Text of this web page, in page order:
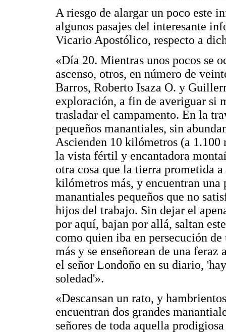
A riesgo de alargar un poco este
algunos pasajes del interesante
Vicario Apostólico, respecto a
«Día 20. Mientras unos pocos se
ascenso, otros, en número de
Barros, Roberto Isaza O. y
exploración, a fin de averiguar si
trasladar el campamento. En la
pequeños manantiales, sin
Ascienden 10 kilómetros (a
la vista fértil y encantadora
otra cosa que la tierra prometida
kilómetros más, y encuentran
manantiales pequeños que no
hijos del trabajo. Sin dejar el
por aquí, bajan por allá, saltan
como quien iba en persecución
más y se enseñorean de una
el señor Londoño en su diario,
soledad'».
«Descansan un rato, y
encuentran dos grandes
señores de toda aquella